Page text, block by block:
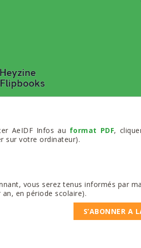
AeIDF Infos au format PDF,
sur votre ordinateur).
vous serez tenus informés par
en période scolaire).
S’ABONNER A